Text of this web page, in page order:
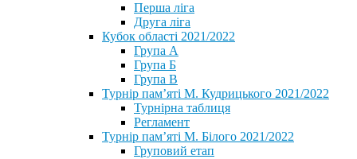
Перша ліга
Друга ліга
Кубок області 2021/2022
Група А
Група Б
Група В
Турнір пам’яті М. Кудрицького 2021/2022
Турнірна таблиця
Регламент
Турнір пам’яті М. Білого 2021/2022
Груповий етап